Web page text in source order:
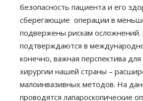
безопасность пациента и его
сберегающие операции в
подвержены рискам
подтверждаются в
конечно, важная перспектива
хирургии нашей страны –
малоинвазивных методов. На
проводятся лапароскопические